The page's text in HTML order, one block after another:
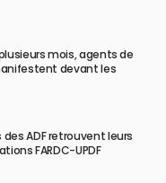
mois, agents de
devant les
ADF retrouvent leurs
FARDC-UPDF